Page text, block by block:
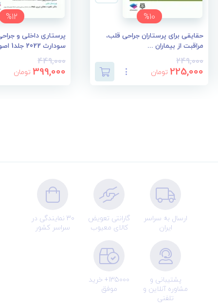
%10
حقایقی برای پرستاران جراحی قلب،
مراقبت از بیماران ...
249,000
225,000 تومان
%12
پرستاری داخلی و
سودارث 2022 جلد1 اصو...
449,000
399,000 تومان
ارسال به سراسر
ایران
گارانتی تعویض
کالای معیوب
30 نمایندگی در
سراسر کشور
پشتیبانی و
مشاوره آنلاین و
تلفنی
135000+ خرید
موفق